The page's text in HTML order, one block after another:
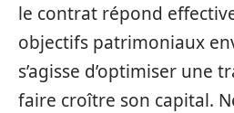
le contrat répond
objectifs patrimoniaux
s’agisse d’optimiser une
faire croître son capital.